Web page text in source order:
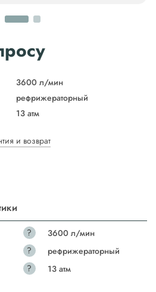
3600 л/мин
рефрижераторный
13 атм
и возврат
?
3600 л/мин
?
рефрижераторный
? 13 атм